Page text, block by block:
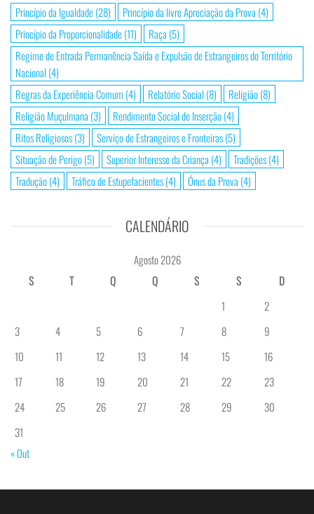
Princípio da Igualdade(28) Princípio da livre Apreciação da Prova (4)
Princípio da Proporcionalidade(11) Raça (5)
Regime de Entrada Permanência Saída e Expulsão de Estrangeiros do Território
Nacional (4)
Regras da Experiência Comum (4) Relatório Social (8) Religião(8)
Religião Muçulmana (3) Rendimento Social de Inserção(4)
Ritos Religiosos(3) Serviço de Estrangeiros e Fronteiras(5)
Situação de Perigo(5) Superior Interesse da Criança (4) Tradições(4)
Tradução(4) Tráfico de Estupefacientes(4) Ónus da Prova (4)
CALENDÁRIO
Agosto 2026
S
T Q Q S S
D
1
2
3
4 5 6 7 8
9
10
11 12 13 14 15
16
17
18 19 20 21 22
23
24
25 26 27 28 29
30
31
« Out